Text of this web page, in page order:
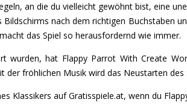
an die du vielleicht gewöhnt bist, eine
nach dem richtigen Buchstaben
das Spiel so herausfordernd wie immer.
wurden, hat Flappy Parrot With Create
der fröhlichen Musik wird das Neustarten des
Klassikers auf Gratisspiele.at, wenn du